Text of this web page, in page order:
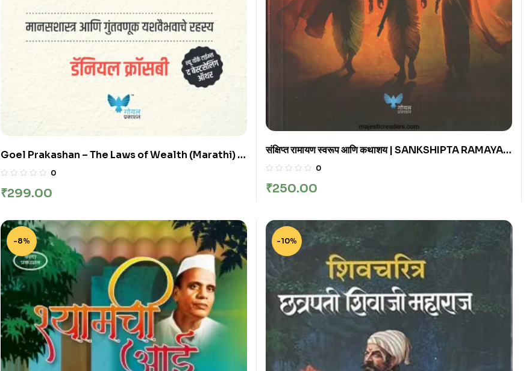
Goel Prakashan – The Laws of Wealth (Marathi) |
संपत्तीची नियमावली | Sampattiche Niyamavali
0
₹299.00
संक्षिप्त रामायण स्वरूप आणि कथाशय | SANKSHIPTA RAMAYAN
SWAROOP ANI KATHASHAY
0
₹250.00
-8% -10%